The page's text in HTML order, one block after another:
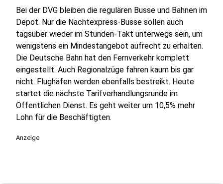
Bei der DVG bleiben die regulären Busse und Bahnen im
Depot. Nur die Nachtexpress-Busse sollen auch
tagsüber wieder im Stunden-Takt unterwegs sein, um
wenigstens ein Mindestangebot aufrecht zu erhalten.
Die Deutsche Bahn hat den Fernverkehr komplett
eingestellt. Auch Regionalzüge fahren kaum bis gar
nicht. Flughäfen werden ebenfalls bestreikt. Heute
startet die nächste Tarifverhandlungsrunde im
Öffentlichen Dienst. Es geht weiter um 10,5% mehr
Lohn für die Beschäftigten.
Anzeige